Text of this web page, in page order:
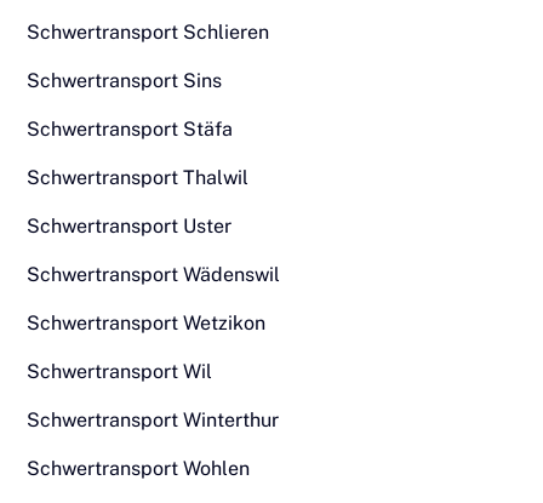
Schwertransport Schlieren
Schwertransport Sins
Schwertransport Stäfa
Schwertransport Thalwil
Schwertransport Uster
Schwertransport Wädenswil
Schwertransport Wetzikon
Schwertransport Wil
Schwertransport Winterthur
Schwertransport Wohlen